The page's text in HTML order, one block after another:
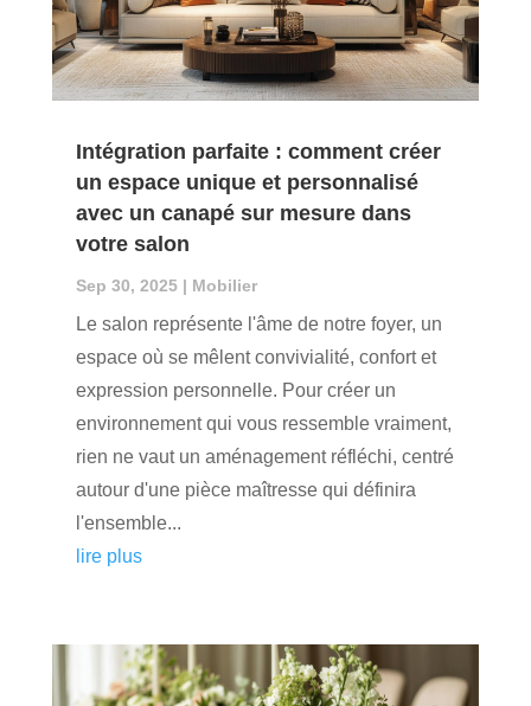
Intégration parfaite : comment créer
un espace unique et personnalisé
avec un canapé sur mesure dans
votre salon
Sep 30, 2025| Mobilier
Le salon représente l'âme de notre foyer, un
espace où se mêlent convivialité, confort et
expression personnelle. Pour créer un
environnement qui vous ressemble vraiment,
rien ne vaut un aménagement réfléchi, centré
autour d'une pièce maîtresse qui définira
l'ensemble...
lire plus